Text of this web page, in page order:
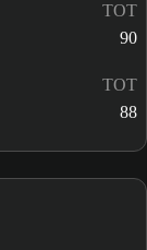
TOT
90
TOT
88